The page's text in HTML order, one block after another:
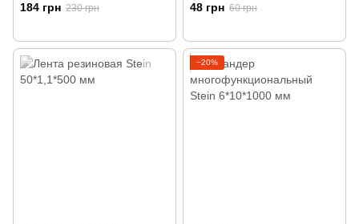
184 грн 230 грн 48 грн 60 грн
−20%